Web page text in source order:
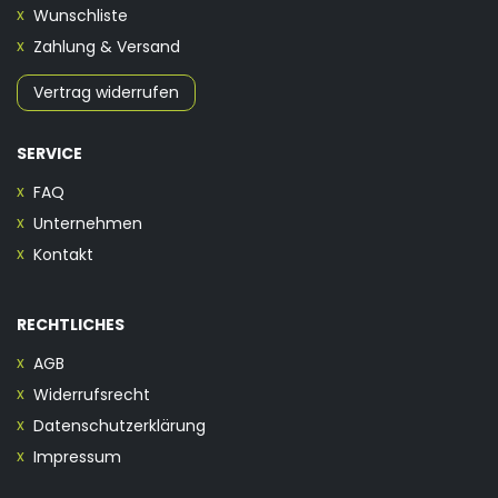
Wunschliste
Zahlung & Versand
Vertrag widerrufen
SERVICE
FAQ
Unternehmen
Kontakt
RECHTLICHES
AGB
Widerrufsrecht
Datenschutzerklärung
Impressum